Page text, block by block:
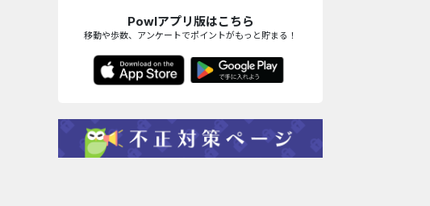
Powlアプリ版はこちら
移動や歩数、アンケートでポイントがもっと貯まる！